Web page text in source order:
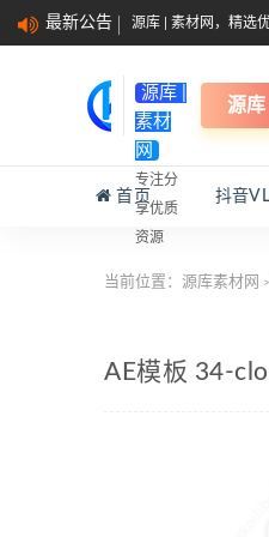
最新公告 源库 | 素材网，精选
源库 |
素材
网
专注分
享优质
资源
源库
首页 抖音
当前位置： 源库素材网 >
AE模板 34-